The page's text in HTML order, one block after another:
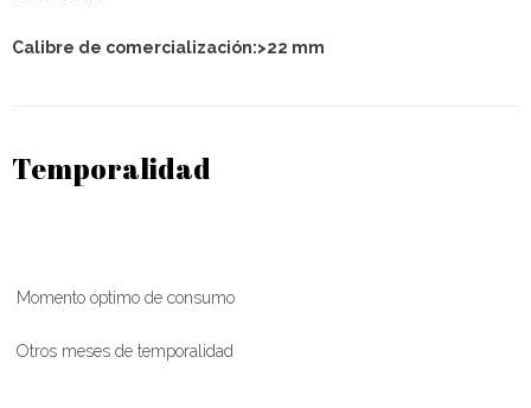
Calibre de comercialización:>22 mm
Temporalidad
Momento óptimo de consumo
Otros meses de temporalidad